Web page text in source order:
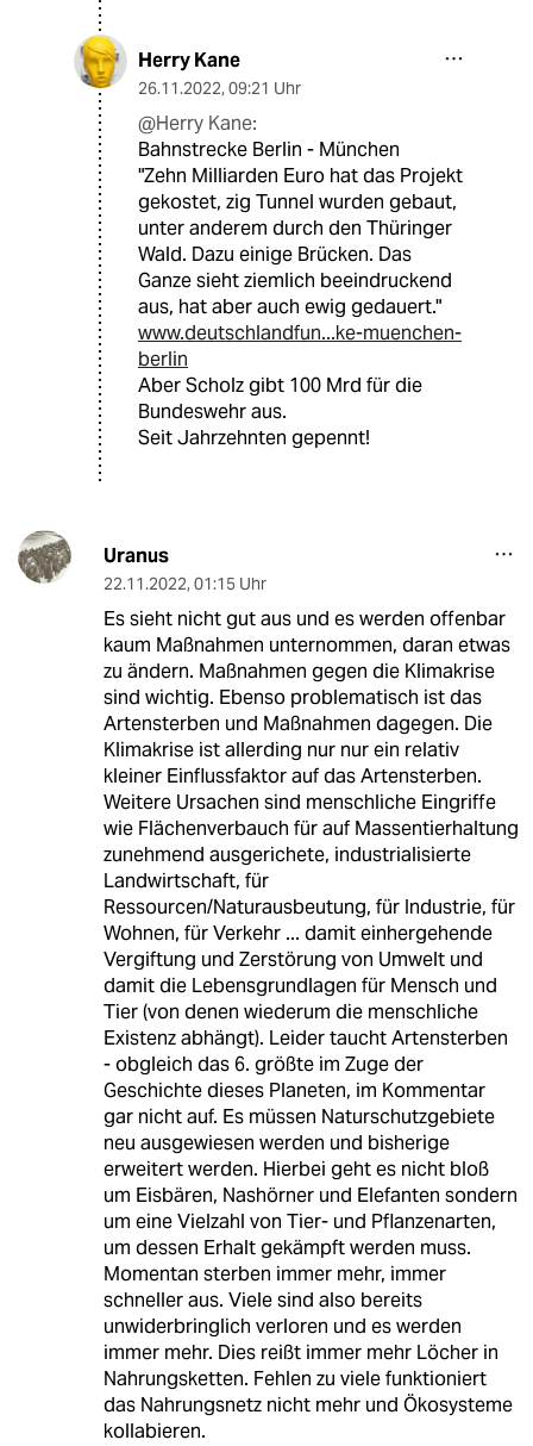
Herry Kane
26.11.2022, 09:21 Uhr
@Herry Kane:
Bahnstrecke Berlin - München
"Zehn Milliarden Euro hat das Projekt
gekostet, zig Tunnel wurden gebaut,
unter anderem durch den Thüringer
Wald. Dazu einige Brücken. Das
Ganze sieht ziemlich beeindruckend
aus, hat aber auch ewig gedauert."
www.deutschlandfun...ke-muenchen-
berlin
Aber Scholz gibt 100 Mrd für die
Bundeswehr aus.
Seit Jahrzehnten gepennt!
Uranus
22.11.2022, 01:15 Uhr
Es sieht nicht gut aus und es werden offenbar
kaum Maßnahmen unternommen, daran etwas
zu ändern. Maßnahmen gegen die Klimakrise
sind wichtig. Ebenso problematisch ist das
Artensterben und Maßnahmen dagegen. Die
Klimakrise ist allerding nur nur ein relativ
kleiner Einflussfaktor auf das Artensterben.
Weitere Ursachen sind menschliche Eingriffe
wie Flächenverbauch für auf Massentierhaltung
zunehmend ausgerichete, industrialisierte
Landwirtschaft, für
Ressourcen/Naturausbeutung, für Industrie, für
Wohnen, für Verkehr ... damit einhergehende
Vergiftung und Zerstörung von Umwelt und
damit die Lebensgrundlagen für Mensch und
Tier (von denen wiederum die menschliche
Existenz abhängt). Leider taucht Artensterben
- obgleich das 6. größte im Zuge der
Geschichte dieses Planeten, im Kommentar
gar nicht auf. Es müssen Naturschutzgebiete
neu ausgewiesen werden und bisherige
erweitert werden. Hierbei geht es nicht bloß
um Eisbären, Nashörner und Elefanten sondern
um eine Vielzahl von Tier- und Pflanzenarten,
um dessen Erhalt gekämpft werden muss.
Momentan sterben immer mehr, immer
schneller aus. Viele sind also bereits
unwiderbringlich verloren und es werden
immer mehr. Dies reißt immer mehr Löcher in
Nahrungsketten. Fehlen zu viele funktioniert
das Nahrungsnetz nicht mehr und Ökosysteme
kollabieren.